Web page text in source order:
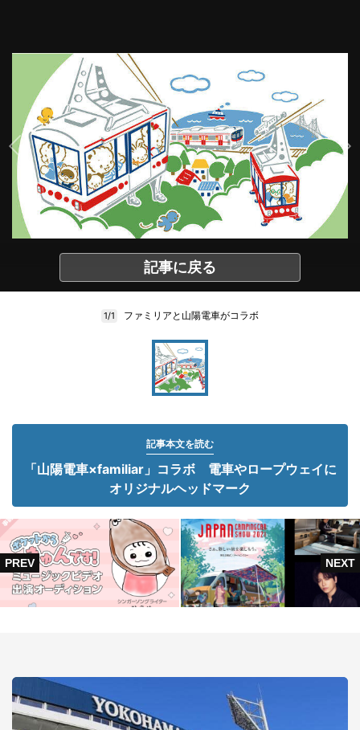
記事に戻る
1/1 ファミリアと山陽電車がコラボ
記事本文を読む
「山陽電車×familiar」コラボ 電車やロープウェイに
オリジナルヘッドマーク